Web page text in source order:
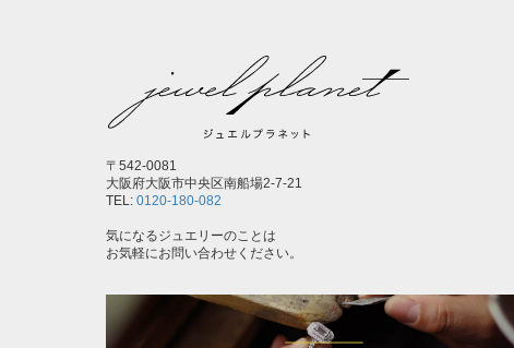
〒542-0081
大阪府大阪市中央区南船場2-7-21
TEL: 0120-180-082
気になるジュエリーのことは
お気軽にお問い合わせください。